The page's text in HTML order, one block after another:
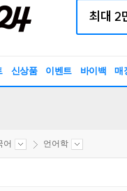
신상품 이벤트 바이백 매
어 언어학